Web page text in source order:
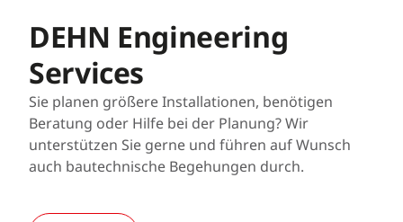
DEHN Engineering
Services
Sie planen größere Installationen, benötigen
Beratung oder Hilfe bei der Planung? Wir
unterstützen Sie gerne und führen auf Wunsch
auch bautechnische Begehungen durch.